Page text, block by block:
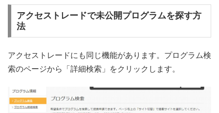
アクセストレードで未公開プログラムを探す方
法
アクセストレードにも同じ機能があります。プログラム検
索のページから「詳細検索」をクリックします。